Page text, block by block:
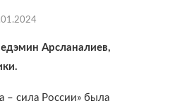
Арсланалиев,
– сила России» была